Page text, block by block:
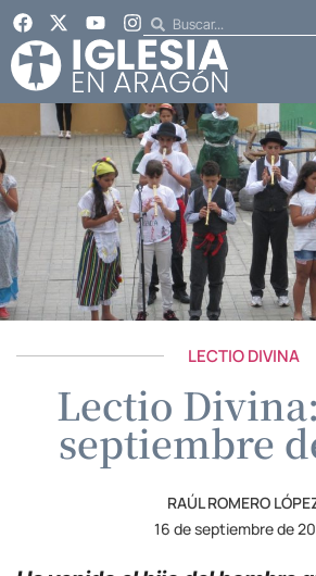
LECTIO DIVINA
Lectio
septiembre
RAÚL ROMERO
16 de septiembre de